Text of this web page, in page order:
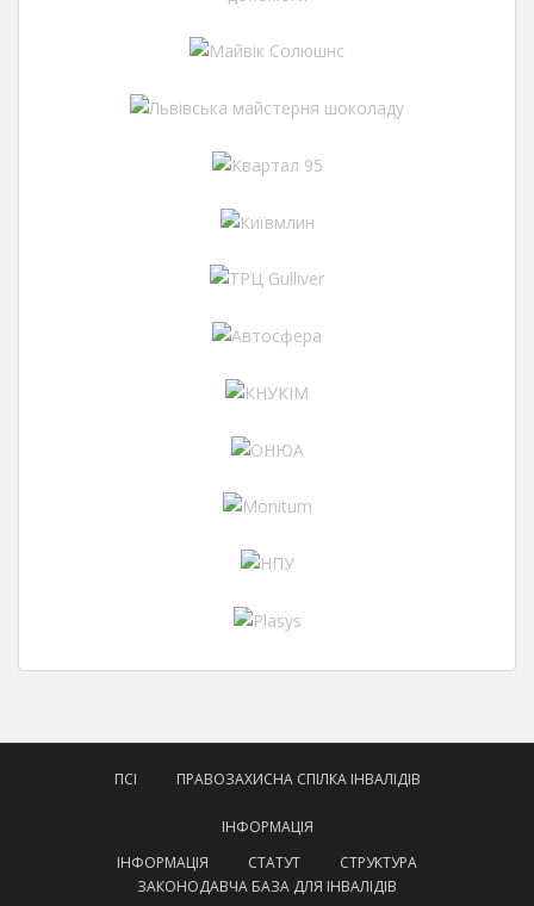
ПСІ ПРАВОЗАХИСНА СПІЛКА ІНВАЛІДІВ
ІНФОРМАЦІЯ
ІНФОРМАЦІЯ
СТАТУТ
СТРУКТУРА
ЗАКОНОДАВЧА БАЗА ДЛЯ ІНВАЛІДІВ